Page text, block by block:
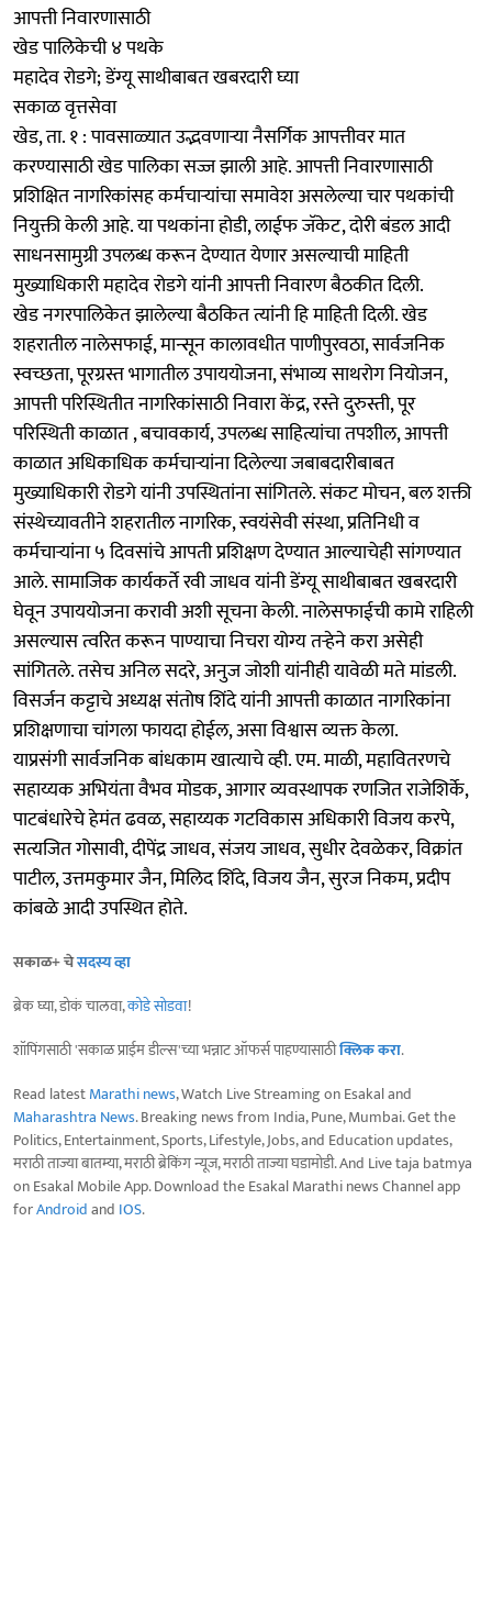
आपत्ती निवारणासाठी
खेड पालिकेची ४ पथके
महादेव रोडगे; डेंग्यू साथीबाबत खबरदारी घ्या
सकाळ वृत्तसेवा
खेड, ता. १ : पावसाळ्यात उद्भवणाऱ्या नैसर्गिक आपत्तीवर मात
करण्यासाठी खेड पालिका सज्ज झाली आहे. आपत्ती निवारणासाठी
प्रशिक्षित नागरिकांसह कर्मचाऱ्यांचा समावेश असलेल्या चार पथकांची
नियुक्ती केली आहे. या पथकांना होडी, लाईफ जॅकेट, दोरी बंडल आदी
साधनसामुग्री उपलब्ध करून देण्यात येणार असल्याची माहिती
मुख्याधिकारी महादेव रोडगे यांनी आपत्ती निवारण बैठकीत दिली.
खेड नगरपालिकेत झालेल्या बैठकित त्यांनी हि माहिती दिली. खेड
शहरातील नालेसफाई, मान्सून कालावधीत पाणीपुरवठा, सार्वजनिक
स्वच्छता, पूरग्रस्त भागातील उपाययोजना, संभाव्य साथरोग नियोजन,
आपत्ती परिस्थितीत नागरिकांसाठी निवारा केंद्र, रस्ते दुरुस्ती, पूर
परिस्थिती काळात , बचावकार्य, उपलब्ध साहित्यांचा तपशील, आपत्ती
काळात अधिकाधिक कर्मचाऱ्यांना दिलेल्या जबाबदारीबाबत
मुख्याधिकारी रोडगे यांनी उपस्थितांना सांगितले. संकट मोचन, बल शक्ती
संस्थेच्यावतीने शहरातील नागरिक, स्वयंसेवी संस्था, प्रतिनिधी व
कर्मचाऱ्यांना ५ दिवसांचे आपती प्रशिक्षण देण्यात आल्याचेही सांगण्यात
आले. सामाजिक कार्यकर्ते रवी जाधव यांनी डेंग्यू साथीबाबत खबरदारी
घेवून उपाययोजना करावी अशी सूचना केली. नालेसफाईची कामे राहिली
असल्यास त्वरित करून पाण्याचा निचरा योग्य तऱ्हेने करा असेही
सांगितले. तसेच अनिल सदरे, अनुज जोशी यांनीही यावेळी मते मांडली.
विसर्जन कट्टाचे अध्यक्ष संतोष शिंदे यांनी आपत्ती काळात नागरिकांना
प्रशिक्षणाचा चांगला फायदा होईल, असा विश्वास व्यक्त केला.
याप्रसंगी सार्वजनिक बांधकाम खात्याचे व्ही. एम. माळी, महावितरणचे
सहाय्यक अभियंता वैभव मोडक, आगार व्यवस्थापक रणजित राजेशिर्के,
पाटबंधारेचे हेमंत ढवळ, सहाय्यक गटविकास अधिकारी विजय करपे,
सत्यजित गोसावी, दीपेंद्र जाधव, संजय जाधव, सुधीर देवळेकर, विक्रांत
पाटील, उत्तमकुमार जैन, मिलिद शिंदे, विजय जैन, सुरज निकम, प्रदीप
कांबळे आदी उपस्थित होते.
सकाळ+ चेसदस्य व्हा
ब्रेक घ्या, डोकं चालवा,कोडे सोडवा!
शॉपिंगसाठी 'सकाळ प्राईम डील्स'च्या भन्नाट ऑफर्स पाहण्यासाठीक्लिक करा.
Read latestMarathi news, Watch Live Streaming on Esakal and
Maharashtra News. Breaking news from India, Pune, Mumbai. Get the
Politics, Entertainment, Sports, Lifestyle, Jobs, and Education updates,
मराठी ताज्या बातम्या, मराठी ब्रेकिंग न्यूज, मराठी ताज्या घडामोडी. And Live taja batmya
on Esakal Mobile App. Download the Esakal Marathi news Channel app
forAndroidand IOS.